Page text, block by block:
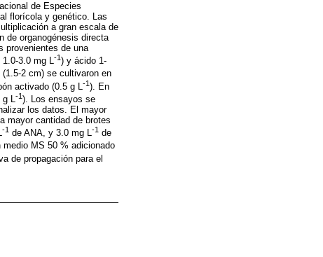
de Especies
florícola y genético. Las
a gran escala de
de organogénesis directa
provenientes de una
3.0 mg L-1) y ácido 1-
2 cm) se cultivaron en
activado (0.5 g L -1). En
g L-1). Los ensayos se
los datos. El mayor
mayor cantidad de brotes
-1 de ANA, y 3.0 mg L-1 de
MS 50 % adicionado
de propagación para el